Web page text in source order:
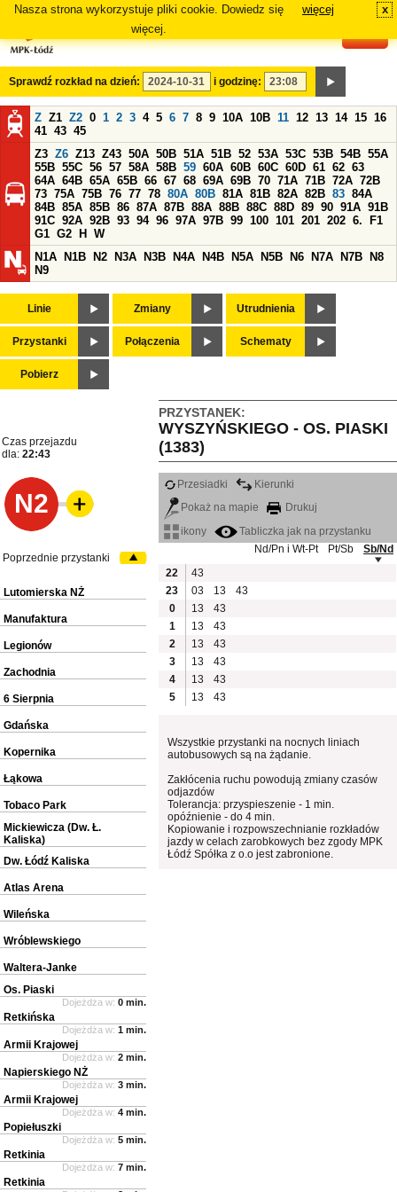
Nasza strona wykorzystuje pliki cookie. Dowiedz się
więcej.
więcej x
Sprawdź rozkład na dzień: i godzinę:
Z Z1 Z2 0 1 2 3 4 5 6 7 8 9 10A 10B 11 12 13 14 15 16
41 43 45
Z3 Z6 Z13 Z43 50A 50B 51A 51B 52 53A 53C 53B 54B 55A
55B 55C 56 57 58A 58B 59 60A 60B 60C 60D 61 62 63
64A 64B 65A 65B 66 67 68 69A 69B 70 71A 71B 72A 72B
73 75A 75B 76 77 78 80A 80B 81A 81B 82A 82B 83 84A
84B 85A 85B 86 87A 87B 88A 88B 88C 88D 89 90 91A 91B
91C 92A 92B 93 94 96 97A 97B 99 100 101 201 202 6.
F1
G1 G2 H
W
N1A
N1B N2 N3A N3B N4A N4B N5A N5B N6 N7A N7B
N8
N9
Linie Zmiany Utrudnienia
Przystanki Połączenia Schematy
Pobierz
PRZYSTANEK:
WYSZYŃSKIEGO - OS. PIASKI
(1383)
Czas przejazdu
dla: 22:43
N2
Przesiadki
Kierunki
Pokaż na mapie
Drukuj
ikony
Tabliczka jak na przystanku
Nd/Pn i Wt-Pt
Pt/Sb
Sb/Nd
22
43
23
03 13
43
0
13
43
1
13
43
2
13
43
3
13
43
4
13
43
5
13 43
Wszystkie przystanki na nocnych liniach
autobusowych są na żądanie.
Zakłócenia ruchu powodują zmiany czasów
odjazdów
Tolerancja: przyspieszenie - 1 min.
opóźnienie - do 4 min.
Kopiowanie i rozpowszechnianie rozkładów
jazdy w celach zarobkowych bez zgody MPK
Łódź Spółka z o.o jest zabronione.
Poprzednie przystanki
Lutomierska NŻ
Manufaktura
Legionów
Zachodnia
6 Sierpnia
Gdańska
Kopernika
Łąkowa
Tobaco Park
Mickiewicza (Dw. Ł.
Kaliska)
Dw. Łódź Kaliska
Atlas Arena
Wileńska
Wróblewskiego
Waltera-Janke
Os. Piaski
Dojeżdża w: 0 min.
Retkińska
Dojeżdża w: 1 min.
Armii Krajowej
Dojeżdża w: 2 min.
Napierskiego NŻ
Dojeżdża w: 3 min.
Armii Krajowej
Dojeżdża w: 4 min.
Popiełuszki
Dojeżdża w: 5 min.
Retkinia
Dojeżdża w: 7 min.
Retkinia